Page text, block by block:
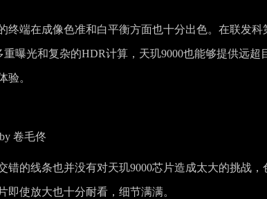
终端在成像色准和白平衡方面也十分出色。在联发科
曝光和复杂的HDR计算，天玑9000也能够提供远超
验。
卷毛佟
的线条也并没有对天玑9000芯片造成太大的挑战，
使放大也十分耐看，细节满满。